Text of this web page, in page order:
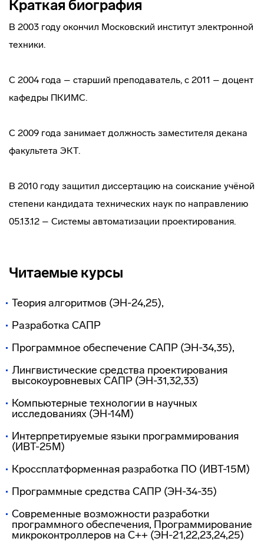
Краткая биография
В 2003 году окончил Московский институт электронной
техники.
С 2004 года – старший преподаватель, с 2011 – доцент
кафедры ПКИМС.
С 2009 года занимает должность заместителя декана
факультета ЭКТ.
В 2010 году защитил диссертацию на соискание учёной
степени кандидата технических наук по направлению
05.13.12 – Системы автоматизации проектирования.
Читаемые курсы
Теория алгоритмов (ЭН-24,25),
Разработка САПР
Программное обеспечение САПР (ЭН-34,35),
Лингвистические средства проектирования
высокоуровневых САПР (ЭН-31,32,33)
Компьютерные технологии в научных
исследованиях (ЭН-14М)
Интерпретируемые языки программирования
(ИВТ-25М)
Кроссплатформенная разработка ПО (ИВТ-15М)
Программные средства САПР (ЭН-34-35)
Современные возможности разработки
программного обеспечения, Программирование
микроконтроллеров на С++ (ЭН-21,22,23,24,25)